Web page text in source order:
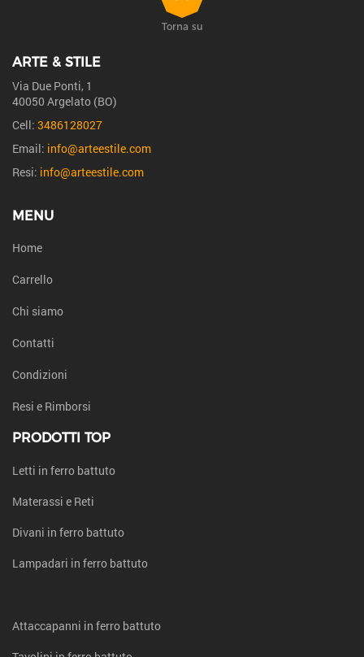
ARTE & STILE
Via Due Ponti, 1
40050 Argelato (BO)
Cell: 3486128027
Email: info@arteestile.com
Resi: info@arteestile.com
MENU
Home
Carrello
Chi siamo
Contatti
Condizioni
Resi e Rimborsi
PRODOTTI TOP
Letti in ferro battuto
Materassi e Reti
Divani in ferro battuto
Lampadari in ferro battuto
Attaccapanni in ferro battuto
Torna su